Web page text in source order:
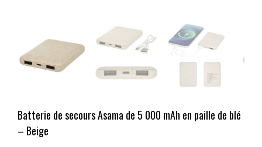
Batterie de secours Asama de 5 000 mAh en paille de blé
– Beige